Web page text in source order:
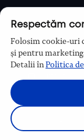
Sector 6,
Program
Luni–Vineri,
Respectăm
Folosim cookie-uri
și pentru
Detalii înPolitica